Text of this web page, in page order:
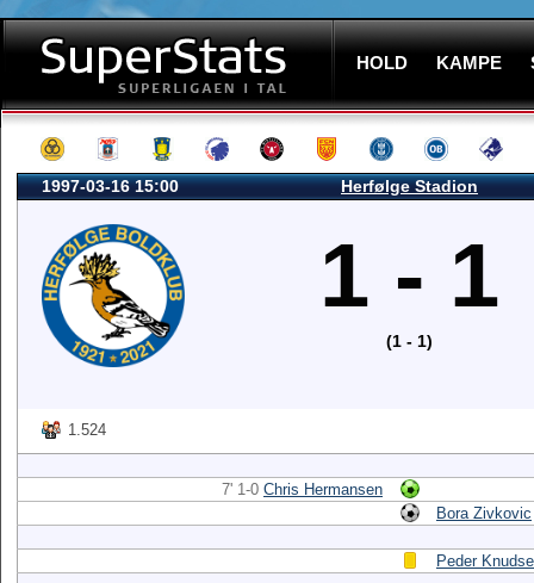
HOLD KAMPE
1997-03-16 15:00 Herfølge Stadion
1 - 1
(1 - 1)
1.524
7' 1-0 Chris Hermansen
Bora Zivkovic
Peder